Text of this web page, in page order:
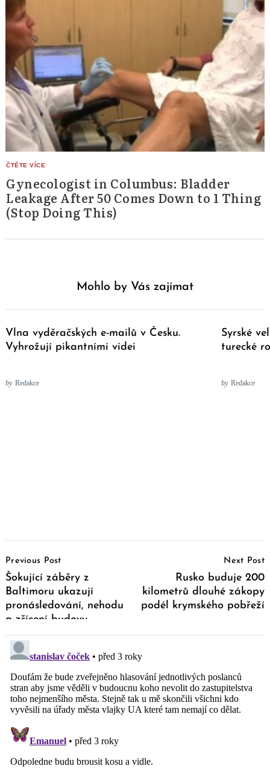
Gynecologist in Columbus: Bladder
Leakage After 50 Comes Down to 1 Thing
(Stop Doing This)
Mohlo by Vás zajímat
Vlna vyděračských e-mailů v Česku.
Vyhrožují pikantními videi
by Redakce
Syrské
turecké
by Redakce
Navigation
Previous Post
Šokující záběry z
Baltimoru ukazují
pronásledování, nehodu
a zřícení budovy
Next Post
Rusko buduje 200
kilometrů dlouhé zákopy
podél krymského pobřeží